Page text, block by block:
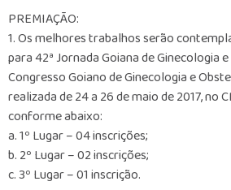
PREMIAÇÃO:
1. Os melhores trabalhos serão
para 42ª Jornada Goiana de Ginecologia
Congresso Goiano de Ginecologia e
realizada de 24 a 26 de maio de 2017, no
conforme abaixo:
a. 1º Lugar – 04 inscrições;
b. 2º Lugar – 02 inscrições;
c. 3º Lugar – 01 inscrição.